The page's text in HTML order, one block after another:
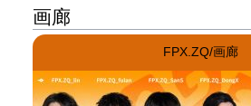
画廊
FPX.ZQ/画廊